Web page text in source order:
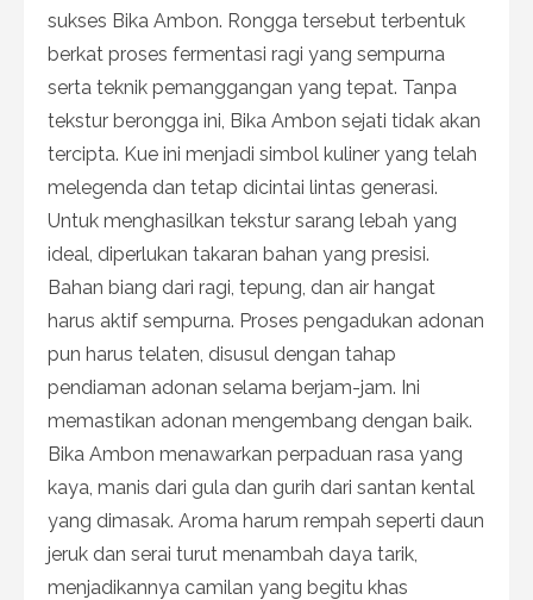
sukses Bika Ambon. Rongga tersebut terbentuk
berkat proses fermentasi ragi yang sempurna
serta teknik pemanggangan yang tepat. Tanpa
tekstur berongga ini, Bika Ambon sejati tidak akan
tercipta. Kue ini menjadi simbol kuliner yang telah
melegenda dan tetap dicintai lintas generasi.
Untuk menghasilkan tekstur sarang lebah yang
ideal, diperlukan takaran bahan yang presisi.
Bahan biang dari ragi, tepung, dan air hangat
harus aktif sempurna. Proses pengadukan adonan
pun harus telaten, disusul dengan tahap
pendiaman adonan selama berjam-jam. Ini
memastikan adonan mengembang dengan baik.
Bika Ambon menawarkan perpaduan rasa yang
kaya, manis dari gula dan gurih dari santan kental
yang dimasak. Aroma harum rempah seperti daun
jeruk dan serai turut menambah daya tarik,
menjadikannya camilan yang begitu khas